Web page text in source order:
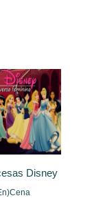
Disney